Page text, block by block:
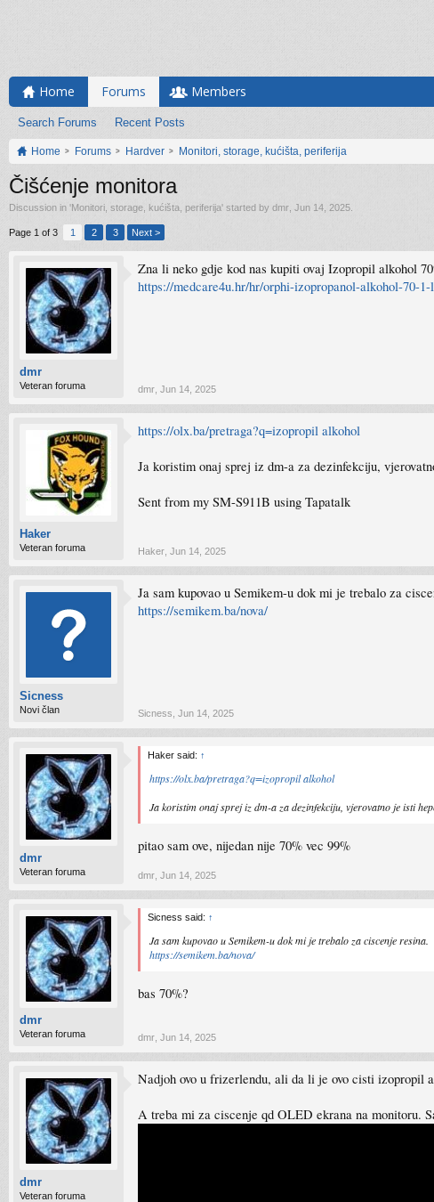
Home Forums
Search Forums Recent Posts
Members
Home Forums Hardver Monitori, storage, kućišta, periferija
Čišćenje monitora
Discussion in 'Monitori, storage, kućišta, periferija' started by dmr Jun 14, 2025
Page 1 of 3 1 2 3 Next >
dmr
Veteran foruma
Zna li neko gdje kod nas kupiti ovaj Izopropil alkohol
https://medcare4u.hr/hr/orphi-izopropanol-alkohol-70-1-
dmr Jun 14, 2025
Haker
Veteran foruma
https://olx.ba/pretraga?q=izopropil alkohol
Ja koristim onaj sprej iz dm-a za dezinfekciju,
Sent from my SM-S911B using Tapatalk
Haker Jun 14, 2025
Sicness
Novi član
Ja sam kupovao u Semikem-u dok mi je trebalo za
https://semikem.ba/nova/
Sicness Jun 14, 2025
dmr
Veteran foruma
Haker said: ↑
https://olx.ba/pretraga?q=izopropil alkohol
Ja koristim onaj sprej iz dm-a za dezinfekciju, vjerovatno je isti
pitao sam ove, nijedan nije 70% vec 99%
dmr Jun 14, 2025
dmr
Veteran foruma
Sicness said: ↑
Ja sam kupovao u Semikem-u dok mi je trebalo za ciscenje resina.
https://semikem.ba/nova/
bas 70%?
dmr Jun 14, 2025
dmr
Veteran foruma
Nadjoh ovo u frizerlendu, ali da li je ovo cisti izopropil
A treba mi za ciscenje qd OLED ekrana na monitoru.